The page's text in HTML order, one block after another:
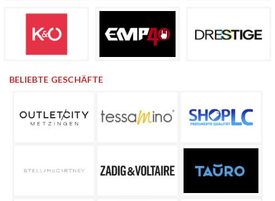
BELIEBTE GESCHÄFTE